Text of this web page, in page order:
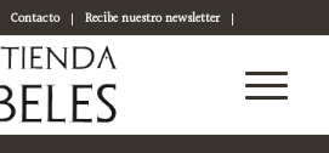
Contacto
Recibe nuestro newsletter
Acceso a tu cuenta